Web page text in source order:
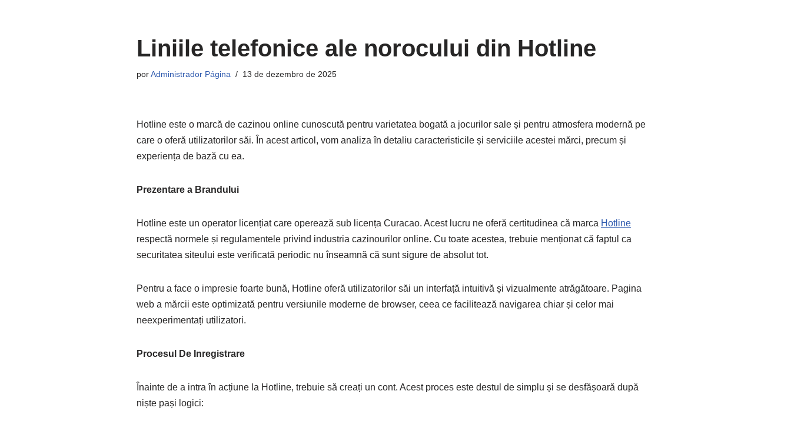
Liniile telefonice ale norocului din Hotline
porAdministrador Página 13 de dezembro de 2025
Hotline este o marcă de cazinou online cunoscută pentru varietatea bogată a jocurilor sale și pentru atmosfera modernă pe
care o oferă utilizatorilor săi. În acest articol, vom analiza în detaliu caracteristicile și serviciile acestei mărci, precum și
experiența de bază cu ea.
Prezentare a Brandului
Hotline este un operator licențiat care operează sub licența Curacao. Acest lucru ne oferă certitudinea că marca Hotline
respectă normele și regulamentele privind industria cazinourilor online. Cu toate acestea, trebuie menționat că faptul ca
securitatea siteului este verificată periodic nu înseamnă că sunt sigure de absolut tot.
Pentru a face o impresie foarte bună, Hotline oferă utilizatorilor săi un interfață intuitivă și vizualmente atrăgătoare. Pagina
web a mărcii este optimizată pentru versiunile moderne de browser, ceea ce facilitează navigarea chiar și celor mai
neexperimentați utilizatori.
Procesul De Inregistrare
Înainte de a intra în acțiune la Hotline, trebuie să creați un cont. Acest proces este destul de simplu și se desfășoară după
niște pași logici: